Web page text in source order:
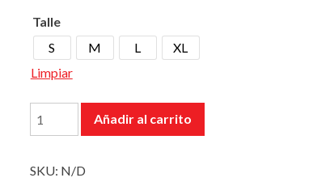
Talle
S
M L
XL
Limpiar
Casco
352
Gris
Añadir al carrito
SKU: N/D